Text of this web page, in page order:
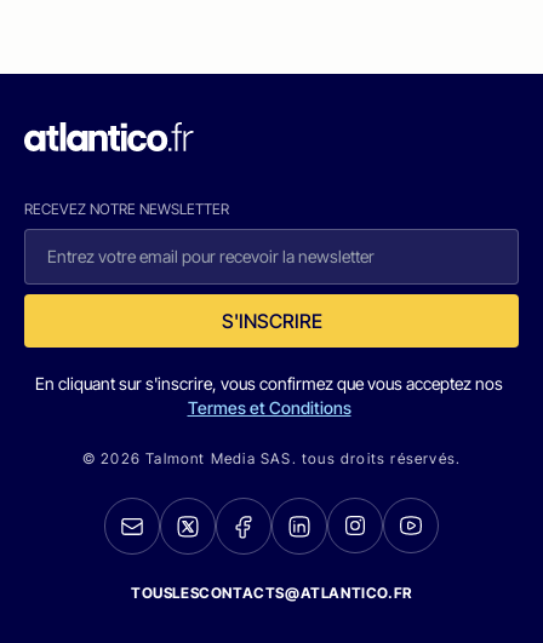
RECEVEZ NOTRE NEWSLETTER
S'INSCRIRE
En cliquant sur s'inscrire, vous confirmez que vous acceptez nos
Termes et Conditions
© 2026 Talmont Media SAS. tous droits réservés.
TOUSLESCONTACTS@ATLANTICO.FR